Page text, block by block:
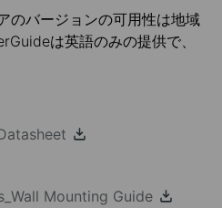
のバージョンの可用性は地域
は英語のみの提供で、
Mounting Guide